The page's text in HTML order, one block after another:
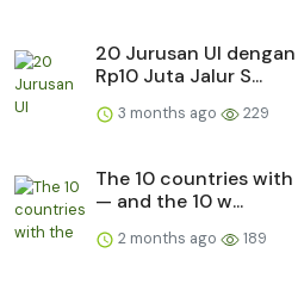
20 Jurusan UI
Rp10 Juta Jalur S...
3 months ago 229
The 10 countries
— and the 10 w...
2 months ago 189